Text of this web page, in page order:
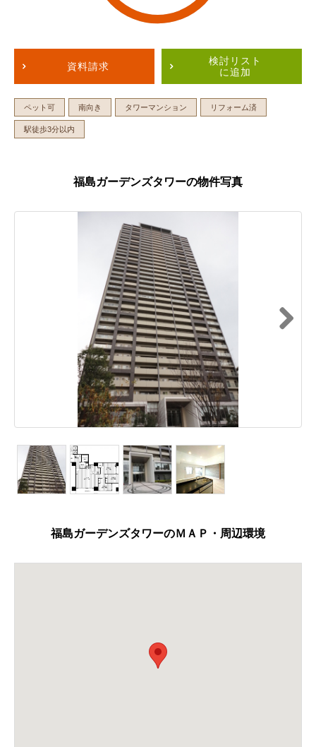
資料請求
検討リスト
に追加
ペット可 南向き タワーマンション リフォーム済
駅徒歩3分以内
福島ガーデンズタワーの物件写真
福島ガーデンズタワーのＭＡＰ・周辺環境